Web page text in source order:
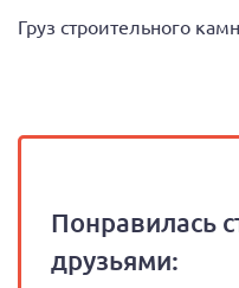
Груз строительного
Понравилась
друзьями: